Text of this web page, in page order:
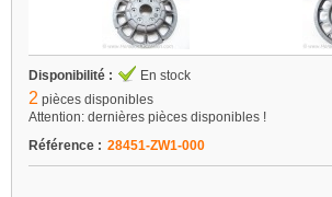
Disponibilité : En stock
2 pièces disponibles
Attention: dernières pièces disponibles !
Référence : 28451-ZW1-000